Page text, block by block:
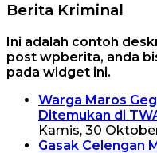
Berita Kriminal
Ini adalah contoh
post wpberita, anda
pada widget ini.
Warga Maros
Ditemukan di
Kamis, 30
Gasak Celengan